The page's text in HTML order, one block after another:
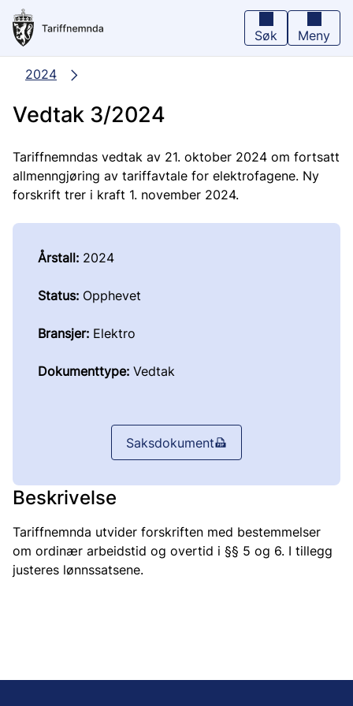
Hopp
hovedinnhold
Søk Meny
2024
Vedtak 3/2024
Tariffnemndas vedtak av 21. oktober 2024 om fortsatt
allmenngjøring av tariffavtale for elektrofagene. Ny
forskrift trer i kraft 1. november 2024.
Årstall: 2024
Status: Opphevet
Bransjer: Elektro
Dokumenttype: Vedtak
Saksdokument
Beskrivelse
Tariffnemnda utvider forskriften med bestemmelser
om ordinær arbeidstid og overtid i §§ 5 og 6. I tillegg
justeres lønnssatsene.